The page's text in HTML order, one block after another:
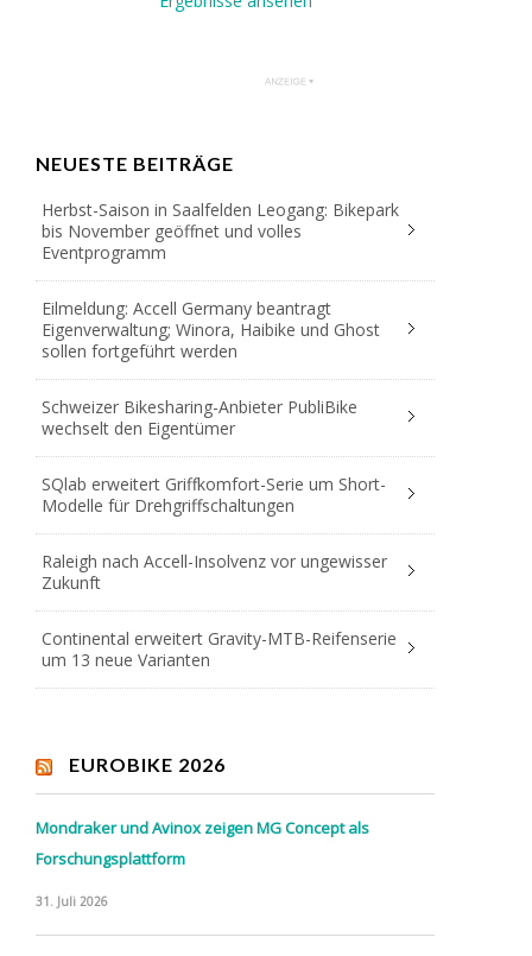
NEUESTE BEITRÄGE
Herbst-Saison in Saalfelden Leogang: Bikepark
bis November geöffnet und volles
Eventprogramm
Eilmeldung: Accell Germany beantragt
Eigenverwaltung; Winora, Haibike und Ghost
sollen fortgeführt werden
Schweizer Bikesharing-Anbieter PubliBike
wechselt den Eigentümer
SQlab erweitert Griffkomfort-Serie um Short-
Modelle für Drehgriffschaltungen
Raleigh nach Accell-Insolvenz vor ungewisser
Zukunft
Continental erweitert Gravity-MTB-Reifenserie
um 13 neue Varianten
EUROBIKE 2026
Mondraker und Avinox zeigen MG Concept als
Forschungsplattform
31. Juli 2026